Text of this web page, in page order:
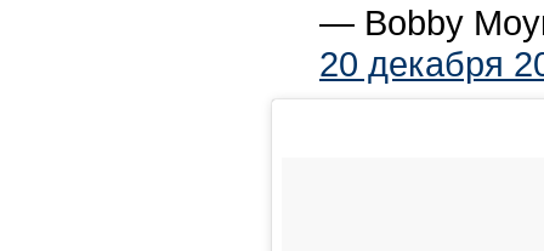
— Bobby
20 декабря